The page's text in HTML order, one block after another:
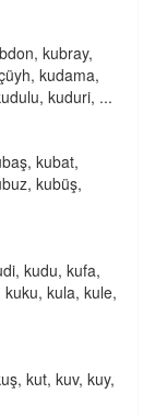
kubray,
kudama,
kuduri, ...
kubat,
kubüş,
kudu, kufa,
kula, kule,
kut, kuv, kuy,